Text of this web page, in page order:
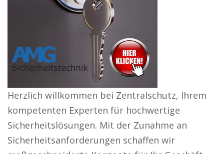
Herzlich willkommen bei Zentralschutz, Ihrem
kompetenten Experten für hochwertige
Sicherheitslösungen. Mit der Zunahme an
Sicherheitsanforderungen schaffen wir